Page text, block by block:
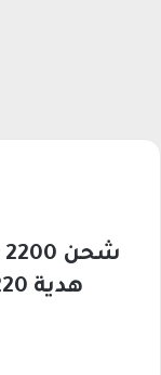
هدية 220 طريقة مضمونة للنجاح